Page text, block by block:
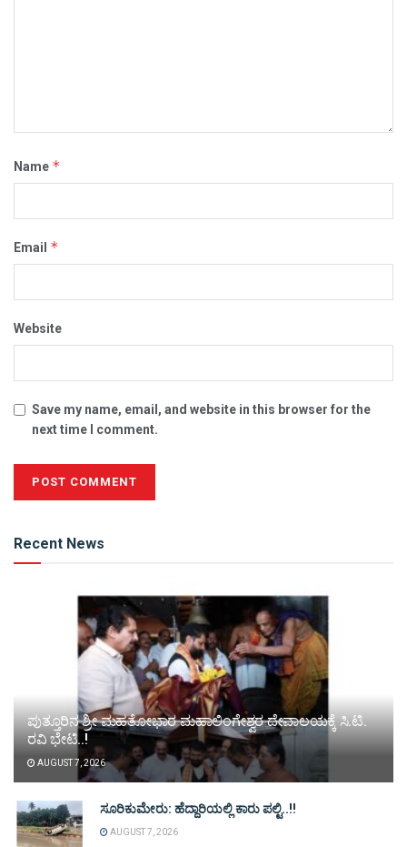
Name *
Email *
Website
Save my name, email, and website in this browser for the
next time I comment.
Recent News
ಪುತ್ತೂರಿನ ಶ್ರೀ ಮಹತೋಭಾರ ಮಹಾಲಿಂಗೇಶ್ವರ ದೇವಾಲಯಕ್ಕೆ ಸಿ.ಟಿ.
ರವಿ ಭೇಟಿ..!
AUGUST 7, 2026
ಸೂರಿಕುಮೇರು: ಹೆದ್ದಾರಿಯಲ್ಲಿ ಕಾರು ಪಲ್ಟಿ..!!
AUGUST 7, 2026